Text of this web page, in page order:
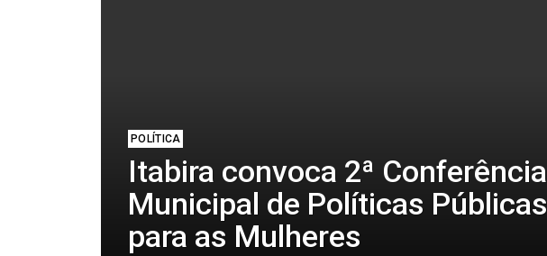
POLÍTICA
Itabira convoca 2ª Conferência
Municipal de Políticas Públicas
para as Mulheres